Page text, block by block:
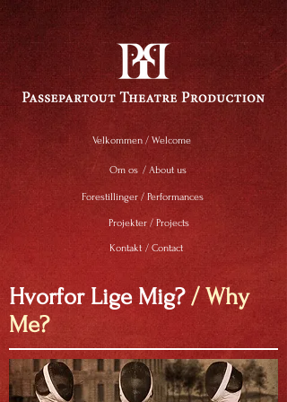
Velkommen / Welcome
Om os / About us
Forestillinger / Performances
Projekter / Projects
Kontakt / Contact
Hvorfor Lige Mig? / Why
Me?